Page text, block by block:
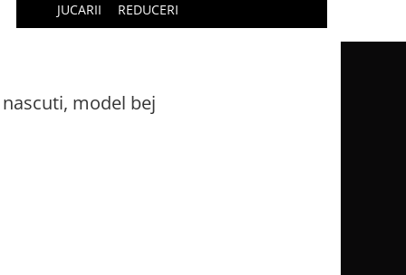
JUCARII REDUCERI
model bej